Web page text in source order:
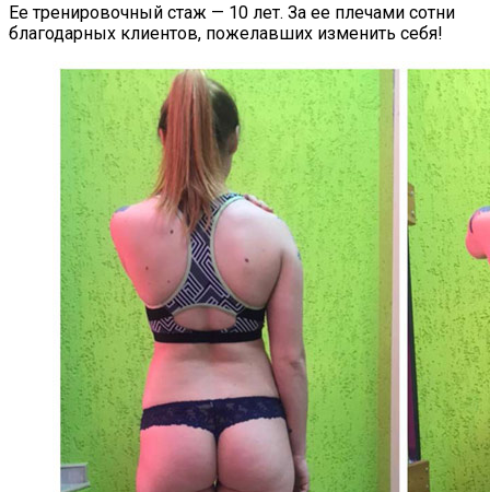
Ее тренировочный стаж — 10 лет. За ее плечами сотни
благодарных клиентов, пожелавших изменить себя!